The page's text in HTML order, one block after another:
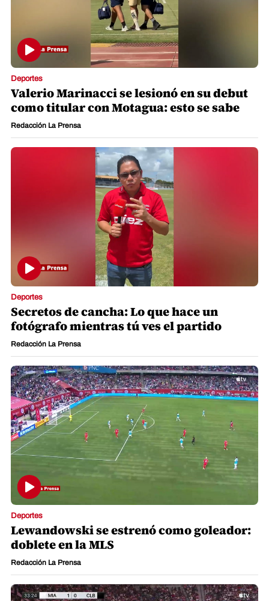
Deportes
Valerio Marinacci se lesionó en su debut
como titular con Motagua: esto se sabe
Redacción La Prensa
Deportes
Secretos de cancha: Lo que hace un
fotógrafo mientras tú ves el partido
Redacción La Prensa
Deportes
Lewandowski se estrenó como goleador:
doblete en la MLS
Redacción La Prensa